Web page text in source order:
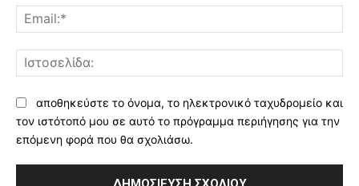
αποθηκεύστε το όνομα, το ηλεκτρονικό ταχυδρομείο και
τον ιστότοπό μου σε αυτό το πρόγραμμα περιήγησης για την
επόμενη φορά που θα σχολιάσω.